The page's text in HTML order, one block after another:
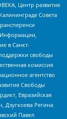
Центр развития
Совета
в Санкт-
свободы
комиссия
агентство
Свободы
Евразийская
Дзугкоева Регина
Павел